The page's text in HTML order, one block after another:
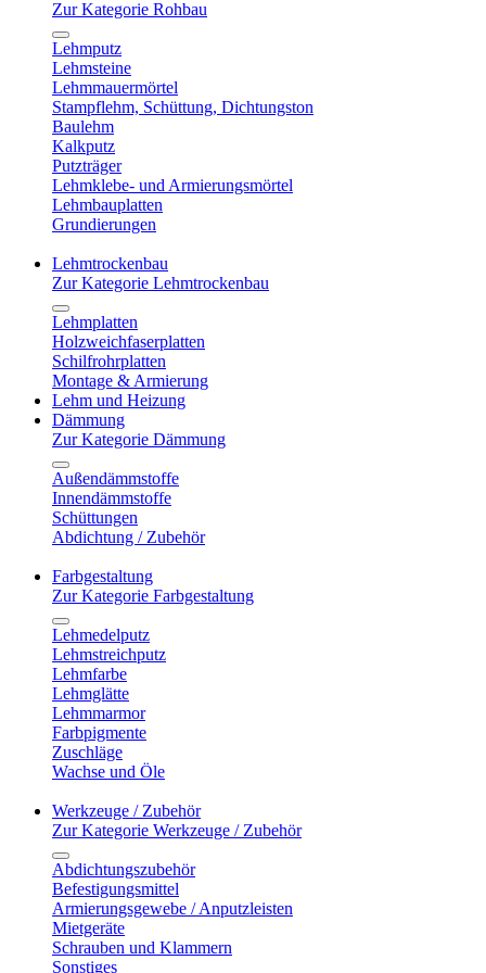
Zur Kategorie Rohbau
Lehmputz
Lehmsteine
Lehmmauermörtel
Stampflehm, Schüttung, Dichtungston
Baulehm
Kalkputz
Putzträger
Lehmklebe- und Armierungsmörtel
Lehmbauplatten
Grundierungen
Lehmtrockenbau
Zur Kategorie Lehmtrockenbau
Lehmplatten
Holzweichfaserplatten
Schilfrohrplatten
Montage & Armierung
Lehm und Heizung
Dämmung
Zur Kategorie Dämmung
Außendämmstoffe
Innendämmstoffe
Schüttungen
Abdichtung / Zubehör
Farbgestaltung
Zur Kategorie Farbgestaltung
Lehmedelputz
Lehmstreichputz
Lehmfarbe
Lehmglätte
Lehmmarmor
Farbpigmente
Zuschläge
Wachse und Öle
Werkzeuge / Zubehör
Zur Kategorie Werkzeuge / Zubehör
Abdichtungszubehör
Befestigungsmittel
Armierungsgewebe / Anputzleisten
Mietgeräte
Schrauben und Klammern
Sonstiges